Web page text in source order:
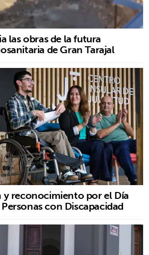
las obras de la futura
de Gran Tarajal
y reconocimiento por el Día
con Discapacidad